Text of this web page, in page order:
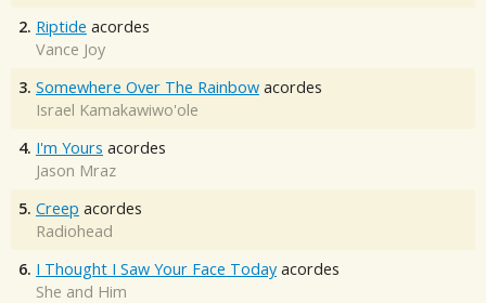
2. Riptide acordes
Vance Joy
3. Somewhere Over The Rainbow acordes
Israel Kamakawiwo'ole
4. I'm Yours acordes
Jason Mraz
5. Creep acordes
Radiohead
6. I Thought I Saw Your Face Today acordes
She and Him